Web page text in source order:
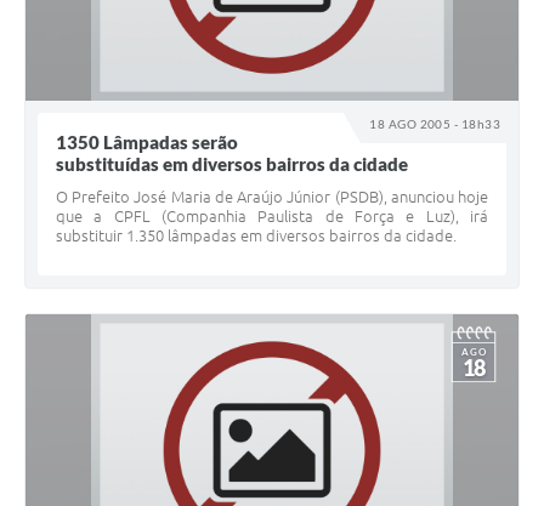
Jornal
Agenda
Plano Municipal de Segurança Pública
Plano de Contratações Anuais
18 AGO 2005 - 18h33
1350 Lâmpadas serão
substituídas em diversos bairros da cidade
O Prefeito José Maria de Araújo Júnior (PSDB), anunciou hoje
que a CPFL (Companhia Paulista de Força e Luz), irá
substituir 1.350 lâmpadas em diversos bairros da cidade.
AGO
18